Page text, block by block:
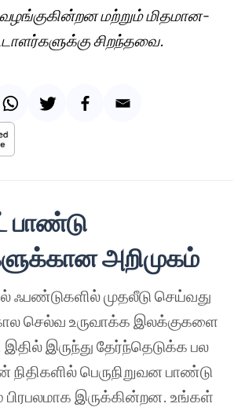
மற்றும் மிதமான-
சிறந்தவை.
பாண்டு
அறிமுகம்
ஃபண்டுகளில் முதலீடு செய்வது
செல்வ உருவாக்க இலக்குகளை
இருந்து தேர்ந்தெடுக்க பல
பெருநிறுவன பாண்டு
பிரபலமாக இருக்கின்றன. உங்கள்